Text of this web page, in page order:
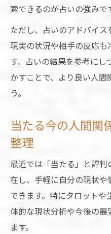
今後の人間関係
占いで未来の人
占い人間関係
占い人間関係
うまくいかない時こ
占い人間関係タ
嫌われてる占い
ト
占いを信じてし
ト
索できるのが占いの強みで
ただし、占いのアドバイス
現実の状況や相手の反応
す。占いの結果を参考に
かすことで、より良い人
う。
当たる今の人間関
整理
最近では「当たる」と評
在し、手軽に自分の現状
できます。特にタロット
体的な現状分析や今後の
ます。